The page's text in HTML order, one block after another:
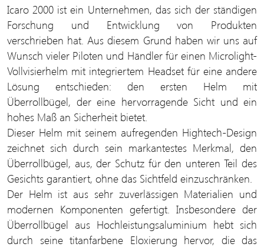
Icaro 2000 ist ein Unternehmen, das sich der ständigen
Forschung und Entwicklung von Produkten
verschrieben hat. Aus diesem Grund haben wir uns auf
Wunsch vieler Piloten und Händler für einen Microlight-
Vollvisierhelm mit integriertem Headset für eine andere
Lösung entschieden: den ersten Helm mit
Überrollbügel, der eine hervorragende Sicht und ein
hohes Maß an Sicherheit bietet.
Dieser Helm mit seinem aufregenden Hightech-Design
zeichnet sich durch sein markantestes Merkmal, den
Überrollbügel, aus, der Schutz für den unteren Teil des
Gesichts garantiert, ohne das Sichtfeld einzuschränken.
Der Helm ist aus sehr zuverlässigen Materialien und
modernen Komponenten gefertigt. Insbesondere der
Überrollbügel aus Hochleistungsaluminium hebt sich
durch seine titanfarbene Eloxierung hervor, die das